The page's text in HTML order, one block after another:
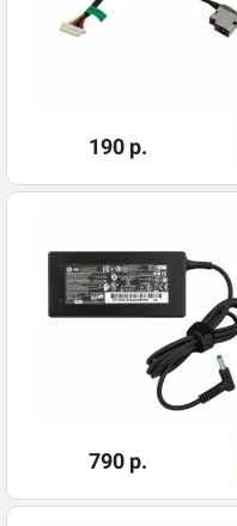
190 р.
790 р.